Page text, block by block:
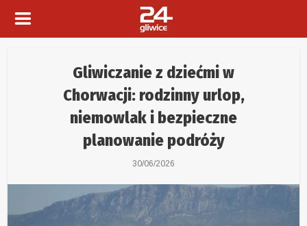
Gliwiczanie z dziećmi w
Chorwacji: rodzinny urlop,
niemowlak i bezpieczne
planowanie podróży
30/06/2026